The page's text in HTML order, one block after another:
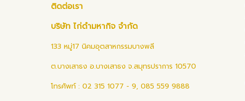
ติดต่อเรา
บริษัท ไก่ดำมหากิจ จำกัด
133 หมู่17 นิคมอุตสาหกรรมบางพลี
ต.บางเสาธง อ.บางเสาธง จ.สมุทรปราการ 10570
โทรศัพท์ : 02 315 1077 - 9, 085 559 9888